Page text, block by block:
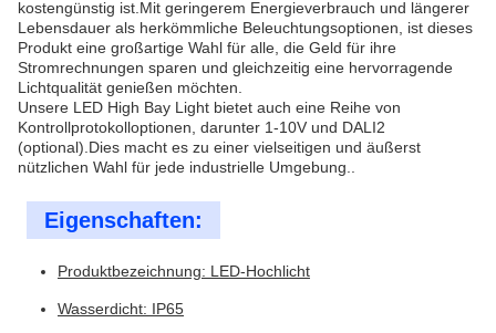
kostengünstig ist.Mit geringerem Energieverbrauch und längerer
Lebensdauer als herkömmliche Beleuchtungsoptionen, ist dieses
Produkt eine großartige Wahl für alle, die Geld für ihre
Stromrechnungen sparen und gleichzeitig eine hervorragende
Lichtqualität genießen möchten.
Unsere LED High Bay Light bietet auch eine Reihe von
Kontrollprotokolloptionen, darunter 1-10V und DALI2
(optional).Dies macht es zu einer vielseitigen und äußerst
nützlichen Wahl für jede industrielle Umgebung..
Eigenschaften:
Produktbezeichnung: LED-Hochlicht
Wasserdicht: IP65